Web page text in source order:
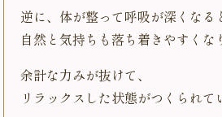
逆に、体が整って呼吸が深くなる
自然と気持ちも落ち着きやすくな
余計な力みが抜けて、
リラックスした状態がつくられて